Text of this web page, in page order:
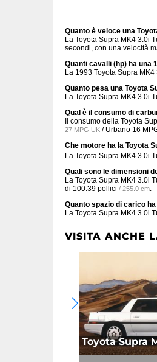
Quanto è veloce una
La Toyota Supra MK4 3.0i
secondi, con una velocità
Quanti cavalli (hp) ha una
La 1993 Toyota Supra
Quanto pesa una Toyota
La Toyota Supra MK4 3.0i
Qual è il consumo di
Il consumo della Toyota
27 MPG UK / Urbano 16
Che motore ha la Toyota
La Toyota Supra MK4 3.0i
Quali sono le dimensioni
La Toyota Supra MK4 3.0i
di 100.39 pollici / 255.0 cm.
Quanto spazio di carico
La Toyota Supra MK4 3.0i
VISITA ANCHE
Toyota Supra